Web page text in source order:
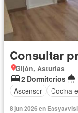
Consultar
Gijón, Asturias
2 Dormitorios
Ascensor
Cocina
8 jun 2026 en Easyavvisi